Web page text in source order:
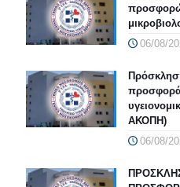
06/08/
ΑΚΟΠΗ)
06/08/